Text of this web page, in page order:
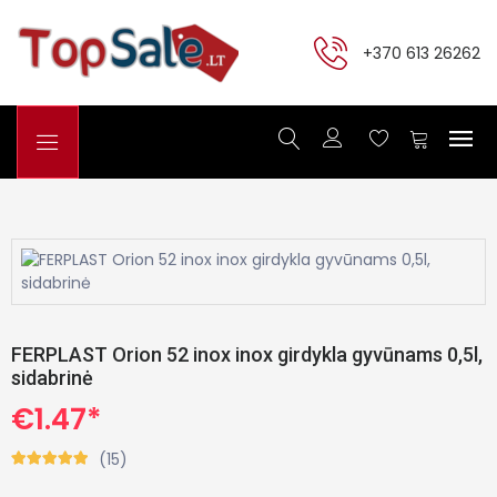
+370 613 26262
FERPLAST Orion 52 inox inox girdykla gyvūnams 0,5l,
sidabrinė
€1.47*
(15)